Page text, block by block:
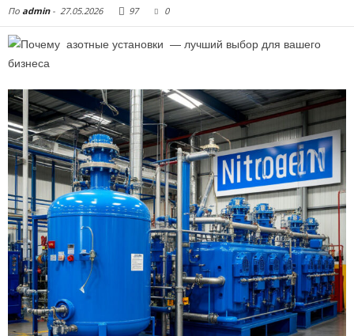
По admin- 27.05.2026 97 0